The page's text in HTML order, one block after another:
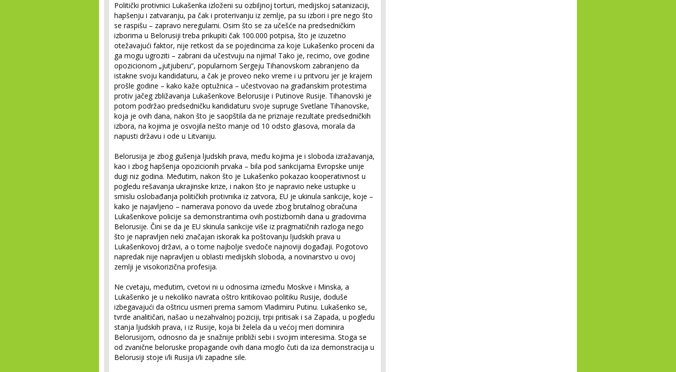
Politički protivnici Lukašenka izloženi su ozbiljnoj torturi, medijskoj satanizaciji,
hapšenju i zatvaranju, pa čak i proterivanju iz zemlje, pa su izbori i pre nego što
se raspišu – zapravo neregularni. Osim što se za učešće na predsedničkim
izborima u Belorusiji treba prikupiti čak 100.000 potpisa, što je izuzetno
otežavajući faktor, nije retkost da se pojedincima za koje Lukašenko proceni da
ga mogu ugroziti – zabrani da učestvuju na njima! Tako je, recimo, ove godine
opozicionom „jutjuberu“, popularnom Sergeju Tihanovskom zabranjeno da
istakne svoju kandidaturu, a čak je proveo neko vreme i u pritvoru jer je krajem
prošle godine – kako kaže optužnica – učestvovao na građanskim protestima
protiv jačeg zbližavanja Lukašenkove Belorusije i Putinove Rusije. Tihanovski je
potom podržao predsedničku kandidaturu svoje supruge Svetlane Tihanovske,
koja je ovih dana, nakon što je saopštila da ne priznaje rezultate predsedničkih
izbora, na kojima je osvojila nešto manje od 10 odsto glasova, morala da
napusti državu i ode u Litvaniju.
Belorusija je zbog gušenja ljudskih prava, među kojima je i sloboda izražavanja,
kao i zbog hapšenja opozicionih prvaka – bila pod sankcijama Evropske unije
dugi niz godina. Međutim, nakon što je Lukašenko pokazao kooperativnost u
pogledu rešavanja ukrajinske krize, i nakon što je napravio neke ustupke u
smislu oslobađanja političkih protivnika iz zatvora, EU je ukinula sankcije, koje –
kako je najavljeno – namerava ponovo da uvede zbog brutalnog obračuna
Lukašenkove policije sa demonstrantima ovih postizbornih dana u gradovima
Belorusije. Čini se da je EU skinula sankcije više iz pragmatičnih razloga nego
što je napravljen neki značajan iskorak ka poštovanju ljudskih prava u
Lukašenkovoj državi, a o tome najbolje svedoče najnoviji događaji. Pogotovo
napredak nije napravljen u oblasti medijskih sloboda, a novinarstvo u ovoj
zemlji je visokorizična profesija.
Ne cvetaju, međutim, cvetovi ni u odnosima između Moskve i Minska, a
Lukašenko je u nekoliko navrata oštro kritikovao politiku Rusije, doduše
izbegavajući da oštricu usmeri prema samom Vladimiru Putinu. Lukašenko se,
tvrde analitičari, našao u nezahvalnoj poziciji, trpi pritisak i sa Zapada, u pogledu
stanja ljudskih prava, i iz Rusije, koja bi želela da u većoj meri dominira
Belorusijom, odnosno da je snažnije približi sebi i svojim interesima. Stoga se
od zvanične beloruske propagande ovih dana moglo čuti da iza demonstracija u
Belorusiji stoje i/li Rusija i/li zapadne sile.